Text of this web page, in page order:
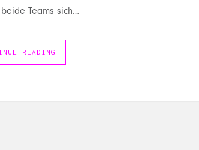
Teams sich…
READING